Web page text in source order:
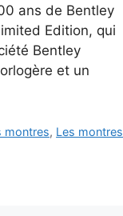
ans de Bentley
Edition, qui
Bentley
et un
montres, Les montres